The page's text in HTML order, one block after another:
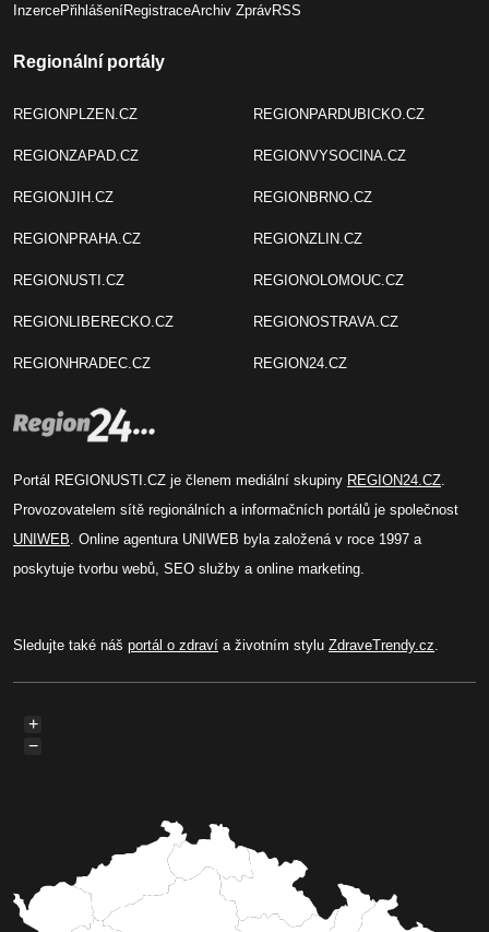
InzercePřihlášeníRegistraceArchiv ZprávRSS
Regionální portály
REGIONPLZEN.CZ
REGIONZAPAD.CZ
REGIONJIH.CZ
REGIONPRAHA.CZ
REGIONUSTI.CZ
REGIONLIBERECKO.CZ
REGIONHRADEC.CZ
REGIONPARDUBICKO.CZ
REGIONVYSOCINA.CZ
REGIONBRNO.CZ
REGIONZLIN.CZ
REGIONOLOMOUC.CZ
REGIONOSTRAVA.CZ
REGION24.CZ
Portál REGIONUSTI.CZ je členem mediální skupiny REGION24.CZ
Provozovatelem sítě regionálních a informačních portálů je společnost
UNIWEB . Online agentura UNIWEB byla založená v roce 1997 a
poskytuje tvorbu webů, SEO služby a online marketing.
Sledujte také náš portál o zdraví a životním stylu ZdraveTrendy.cz
+
−